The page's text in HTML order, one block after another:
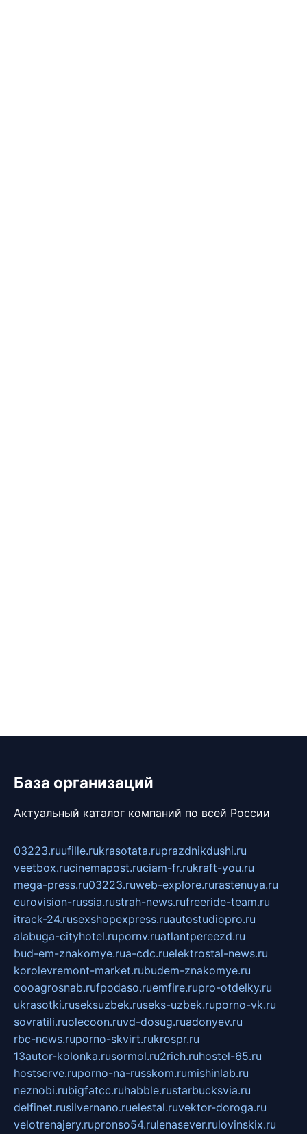
База организаций
Актуальный каталог компаний по всей России
03223.ruufille.rukrasotata.ruprazdnikdushi.ru
veetbox.rucinemapost.ruciam-fr.rukraft-you.ru
mega-press.ru03223.ruweb-explore.rurastenuya.ru
eurovision-russia.rustrah-news.rufreeride-team.ru
itrack-24.rusexshopexpress.ruautostudiopro.ru
alabuga-cityhotel.rupornv.ruatlantpereezd.ru
bud-em-znakomye.rua-cdc.ruelektrostal-news.ru
korolevremont-market.rubudem-znakomye.ru
oooagrosnab.rufpodaso.ruemfire.rupro-otdelky.ru
ukrasotki.ruseksuzbek.ruseks-uzbek.ruporno-vk.ru
sovratili.ruolecoon.ruvd-dosug.ruadonyev.ru
rbc-news.ruporno-skvirt.rukrospr.ru
13autor-kolonka.rusormol.ru2rich.ruhostel-65.ru
hostserve.ruporno-na-russkom.rumishinlab.ru
neznobi.rubigfatcc.ruhabble.rustarbucksvia.ru
delfinet.rusilvernano.ruelestal.ruvektor-doroga.ru
velotrenajery.rupronso54.rulenasever.rulovinskix.ru